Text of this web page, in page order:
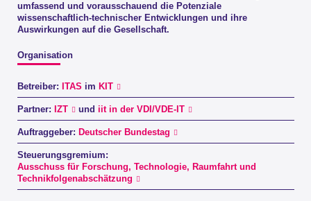
umfassend und vorausschauend die Potenziale
wissenschaftlich-technischer Entwicklungen und ihre
Auswirkungen auf die Gesellschaft.
Organisation
Betreiber: ITAS im KIT
Partner: IZT und iit in der VDI/VDE-IT
Auftraggeber: Deutscher Bundestag
Steuerungsgremium:
Ausschuss für Forschung, Technologie, Raumfahrt und
Technikfolgenabschätzung